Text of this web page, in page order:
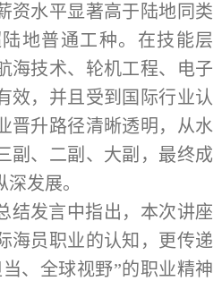
资水平显著高于陆地同类
地普通工种。在技能层
海技术、轮机工程、电子
效，并且受到国际行业认
晋升路径清晰透明，从水
副、二副、大副，最终成
发展。
结发言中指出，本次讲座
海员职业的认知，更传递
、全球视野”的职业精神